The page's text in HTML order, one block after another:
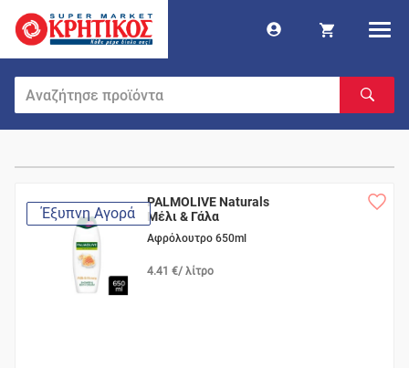
Έξυπνη Αγορά
PALMOLIVE Naturals
Μέλι & Γάλα
Αφρόλουτρο 650ml
4.41 €/ λίτρο